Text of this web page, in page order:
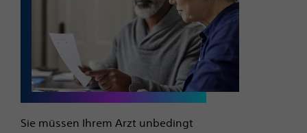
Sie müssen Ihrem Arzt unbedingt